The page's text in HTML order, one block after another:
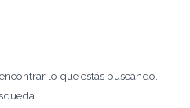
lo que estás buscando.